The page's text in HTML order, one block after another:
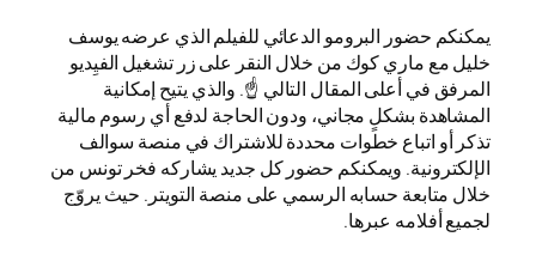
يمكنكم حضور البرومو الدعائي للفيلم الذي عرضه يوسف
خليل مع ماري كوك من خلال النقر على زر تشغيل الفيِديو
المرفق في أعلى المقال التالي ☝️. والذي يتيح إمكانية
المشاهدة بشكلٍ مجاني، ودون الحاجة لدفع أي رسوم مالية
تذكر أو اتباع خطوات محددة للاشتراك في منصة سوالف
الإلكترونية. ويمكنكم حضور كل جديد يشاركه فخر تونس من
خلال متابعة حسابه الرسمي على منصة التويتر. حيث يروّج
لجميع أفلامه عبرها.